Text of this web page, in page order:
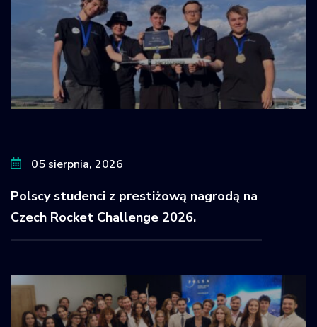
05 sierpnia, 2026
Polscy studenci z prestiżową nagrodą na
Czech Rocket Challenge 2026.